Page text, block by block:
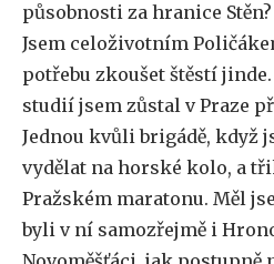
působnosti za hranice
Jsem celoživotním
potřebu zkoušet štěstí
studií jsem zůstal v Praze
Jednou kvůli brigádě, když
vydělat na horské kolo, a
Pražském maratonu. Měl
byli v ní samozřejmě i